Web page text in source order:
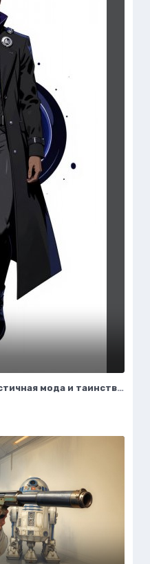
Элегантный силуэт: футуристичная мода и таинственный воитель пустоты. Генерация из нейронной сети Flux Ai